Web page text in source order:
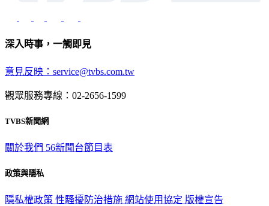
深入時事，一觸即見
意見反映：service@tvbs.com.tw
觀眾服務專線：02-2656-1599
TVBS新聞網
關於我們 56新聞台節目表
政策與隱私
隱私權政策 性騷擾防治措施 網站使用協定 版權宣告